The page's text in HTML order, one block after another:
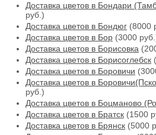
Доставка цветов в Бондари
руб.)
Доставка цветов в Бондюг (8000
Доставка цветов в Бор (3000
Доставка цветов в Борисовка
Доставка цветов в Борисоглебск
Доставка цветов в Боровичи
Доставка цветов в
руб.)
Доставка цветов в Боцманово
Доставка цветов в Братск (1500
Доставка цветов в Брянск (5000